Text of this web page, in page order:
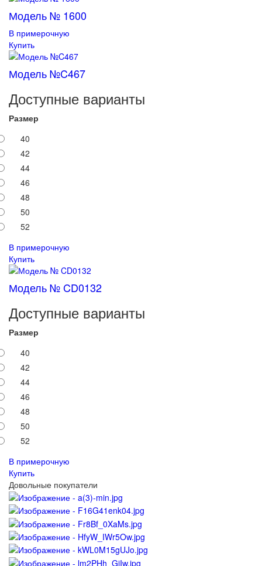
Модель № 1600
В примерочную
Купить
Модель №C467
Доступные варианты
Размер
40
42
44
46
48
50
52
В примерочную
Купить
Модель № CD0132
Доступные варианты
Размер
40
42
44
46
48
50
52
В примерочную
Купить
Довольные покупатели